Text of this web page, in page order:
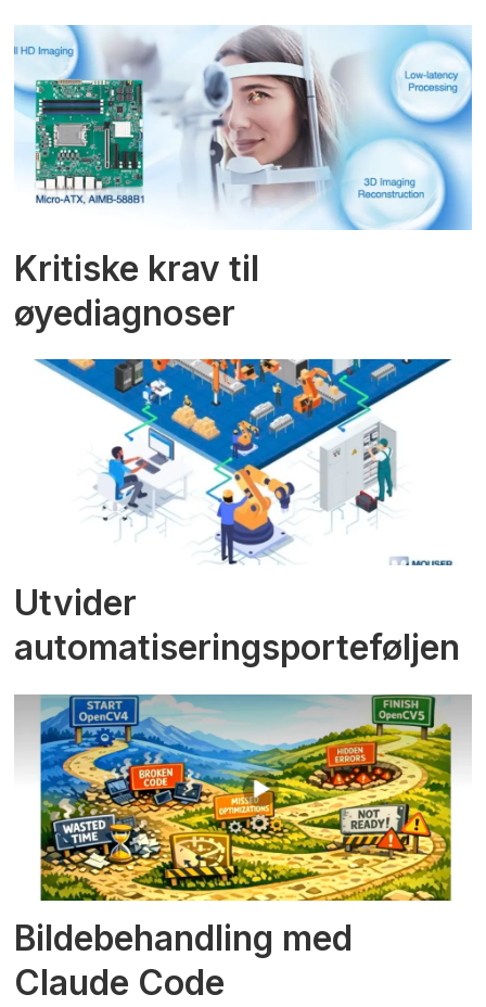
Kritiske krav til
øyediagnoser
Utvider
automatiseringsporteføljen
Bildebehandling med
Claude Code